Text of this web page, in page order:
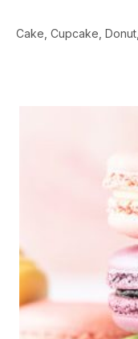
Cake Cupcake Donut